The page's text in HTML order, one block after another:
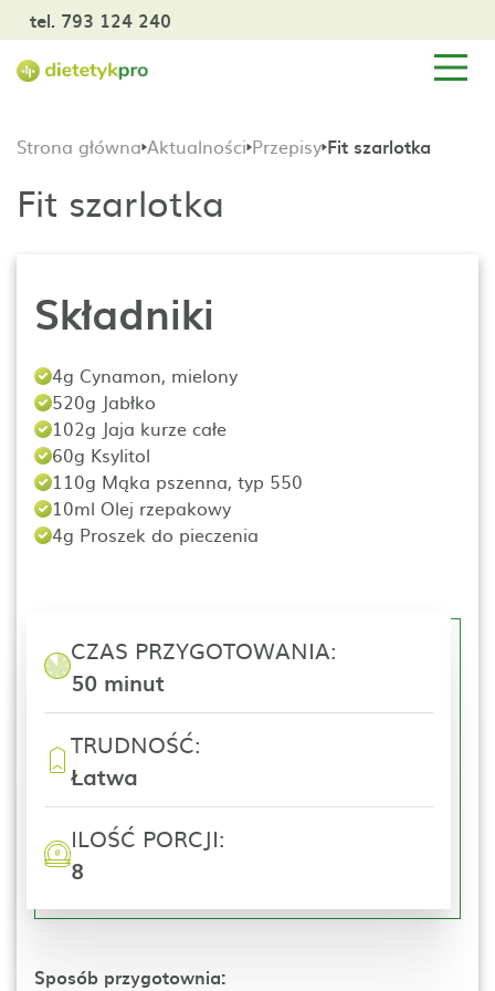
tel. 793 124 240
Strona główna Aktualności Przepisy Fit szarlotka
Fit szarlotka
Składniki
4g Cynamon, mielony
520g Jabłko
102g Jaja kurze całe
60g Ksylitol
110g Mąka pszenna, typ 550
10ml Olej rzepakowy
4g Proszek do pieczenia
CZAS PRZYGOTOWANIA:
50 minut
TRUDNOŚĆ:
Łatwa
ILOŚĆ PORCJI:
8
Sposób przygotownia: